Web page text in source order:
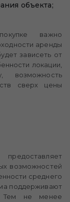
объекта;
важно
аренды
зависеть от
локации,
возможность
сверх цены
возможностей
среднего
поддерживают
Тем не менее